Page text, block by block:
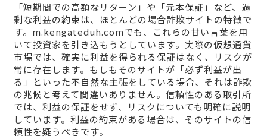
「短期間での高額なリターン」や「元本保証」など、過
剰な利益の約束は、ほとんどの場合詐欺サイトの特徴で
す。m.kengateduh.comでも、これらの甘い言葉を用
いて投資家を引き込もうとしています。実際の仮想通貨
市場では、確実に利益を得られる保証はなく、リスクが
常に存在します。もしもそのサイトが「必ず利益が出
る」といった不自然な主張をしている場合、それは詐欺
の兆候と考えて間違いありません。信頼性のある取引所
では、利益の保証をせず、リスクについても明確に説明
しています。利益の約束がある場合は、そのサイトの信
頼性を疑うべきです。